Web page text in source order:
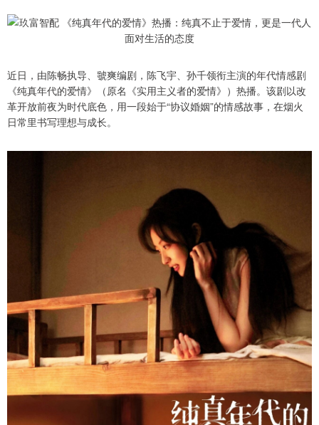
近日，由陈畅执导、虢爽编剧，陈飞宇、孙千领衔主演的年代情感剧
《纯真年代的爱情》（原名《实用主义者的爱情》）热播。该剧以改
革开放前夜为时代底色，用一段始于“协议婚姻”的情感故事，在烟火
日常里书写理想与成长。